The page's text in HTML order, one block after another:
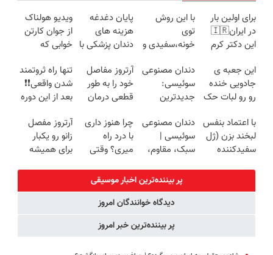
برای اولین بار
در ایران🇮🇷
این دکتر کرم
روزه ساخت!
با این روش
توی
خونه،سفیدی و
برگردون
(40%off)
پایان دغدغه
هزینه های
دندان پزشکی با
کننده خانگی
ویدیو هولناک
از جوان کارتن
خوابی که
آموزش رایگان
این جعبه ی
جادویی خنده
رو رو لبات حک
خرید40%تخفیف
دندان مصنوعی
سوئیسی:
جدیدترین
سبک و مقاوم |
پرداخت قسطی
آرتروز مفاصل
خود را به طور
قطعی درمان
◗پرسش‌نامه◖
تنها راه ثروتمند
شدن واقعی❗❗
بعد از این دوره
پول در بیار😍
با اعتماد بنفس
لبخند بزن (ژل
سفیدکننده
دندان مصنوعی
سوئیسی |
سبک، مقاوم،
رایگان+پرداخت
اقساطی😍
چرا هنوز داری
با درد راه
میری؟ وقتی
پاته!
آرتروز مفصل
زانو رو یکبار
برای همیشه
پر بیننده‌ترین اخبار موسیقی
دیدگاه خوانندگان امروز
پر بیننده‌ترین خبر امروز